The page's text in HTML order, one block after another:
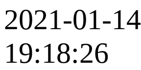
2021-01-14
19:18:26